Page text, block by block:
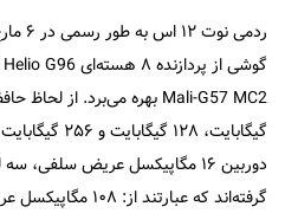
گیگابایت،
دوربین ۱۶ مگا‌پیکسل عریض